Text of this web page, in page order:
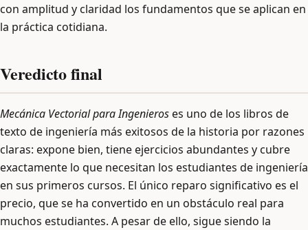
con amplitud y claridad los fundamentos que se aplican en
la práctica cotidiana.
Veredicto final
Mecánica Vectorial para Ingenieroses uno de los libros de
texto de ingeniería más exitosos de la historia por razones
claras: expone bien, tiene ejercicios abundantes y cubre
exactamente lo que necesitan los estudiantes de ingeniería
en sus primeros cursos. El único reparo significativo es el
precio, que se ha convertido en un obstáculo real para
muchos estudiantes. A pesar de ello, sigue siendo la